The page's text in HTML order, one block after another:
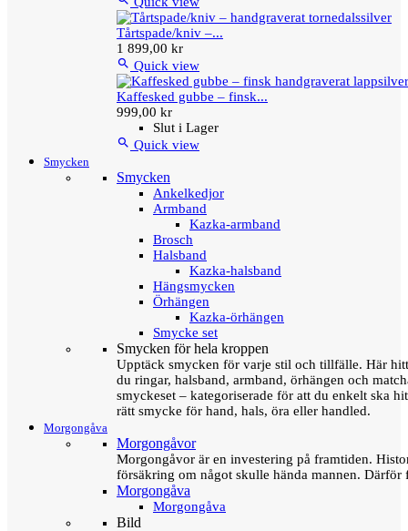
Tårtspade/kniv –...
1 899,00 kr
 Quick view
Kaffesked gubbe – finsk...
999,00 kr
Slut i Lager
 Quick view
Smycken
Smycken
Ankelkedjor
Armband
Kazka-armband
Brosch
Halsband
Kazka-halsband
Hängsmycken
Örhängen
Kazka-örhängen
Smycke set
Smycken för hela kroppen
Upptäck smycken för varje stil och tillfälle. Här
du ringar, halsband, armband, örhängen och
smyckeset – kategoriserade för att du enkelt ska
rätt smycke för hand, hals, öra eller handled.
Morgongåva
Morgongåvor
Morgongåvor är en investering på framtiden.
försäkring om något skulle hända mannen.
Morgongåva
Morgongåva
Bild